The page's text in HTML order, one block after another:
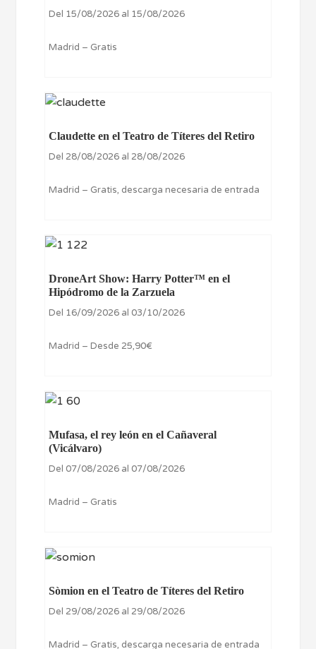
Del 15/08/2026 al 15/08/2026
Madrid – Gratis
Claudette en el Teatro de Títeres del Retiro
Del 28/08/2026 al 28/08/2026
Madrid – Gratis, descarga necesaria de entrada
DroneArt Show: Harry Potter™ en el
Hipódromo de la Zarzuela
Del 16/09/2026 al 03/10/2026
Madrid – Desde 25,90€
Mufasa, el rey león en el Cañaveral
(Vicálvaro)
Del 07/08/2026 al 07/08/2026
Madrid – Gratis
Sòmion en el Teatro de Títeres del Retiro
Del 29/08/2026 al 29/08/2026
Madrid – Gratis, descarga necesaria de entrada